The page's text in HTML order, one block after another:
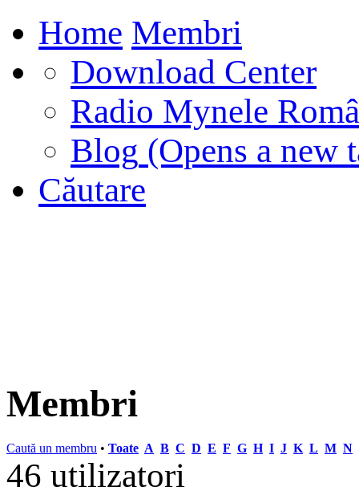
Home Membri
Download Center
Radio Mynele
Blog (Opens a new
Căutare
Membri
Caută un membru • Toate A B C D E F G H I J K L M N
46 utilizatori